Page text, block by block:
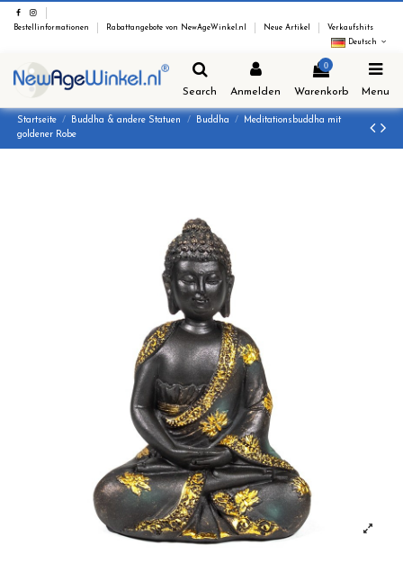
Bestellinformationen Rabattangebote von NewAgeWinkel.nl Neue Artikel
Verkaufshits
Deutsch
Search Anmelden
0
Warenkorb Menu
Startseite Buddha & andere Statuen Buddha
Meditationsbuddha mit
goldener Robe